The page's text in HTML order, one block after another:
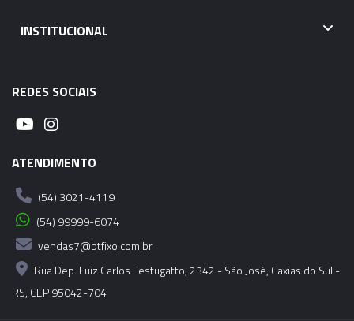
INSTITUCIONAL
REDES SOCIAIS
ATENDIMENTO
(54) 3021-4119
(54) 99999-6074
vendas7@btfixo.com.br
Rua Dep. Luiz Carlos Festugatto, 2342 - São José, Caxias do Sul -
RS, CEP 95042-704